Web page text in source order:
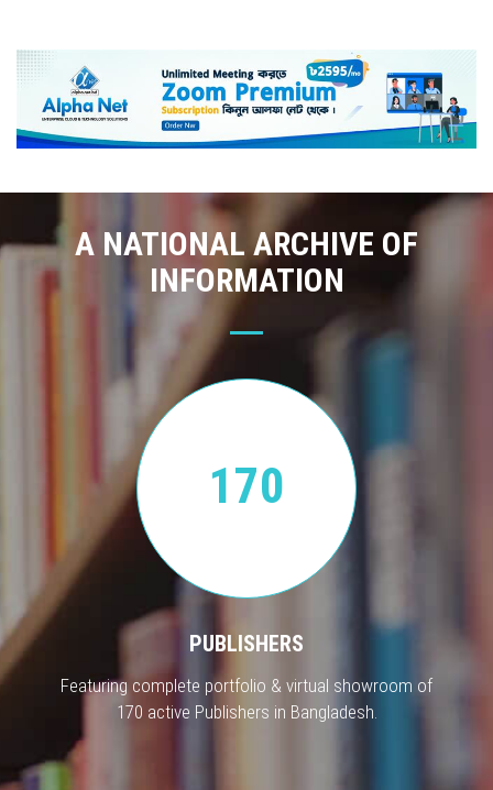
A NATIONAL ARCHIVE OF
INFORMATION
170
PUBLISHERS
Featuring complete portfolio & virtual showroom of
170 active Publishers in Bangladesh.